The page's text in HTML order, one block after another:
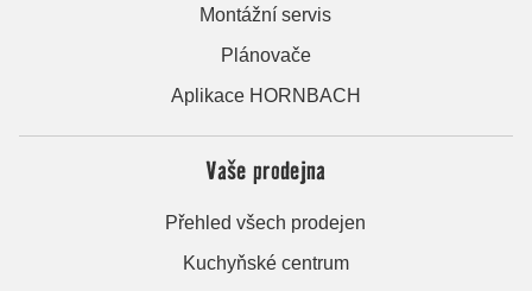
Montážní servis
Plánovače
Aplikace HORNBACH
Vaše prodejna
Přehled všech prodejen
Kuchyňské centrum